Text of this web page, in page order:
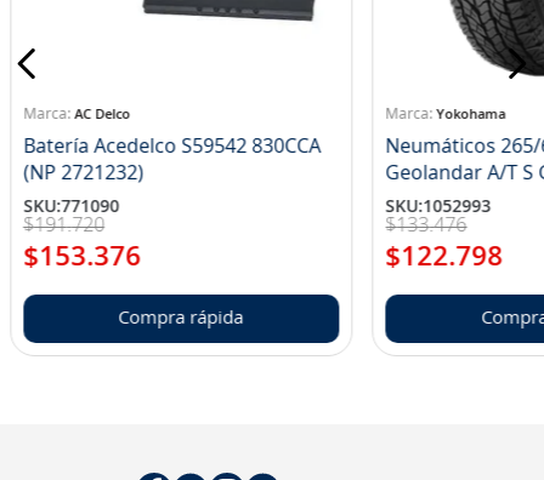
AC Delco
Batería Acedelco S59542 830CCA
(NP 2721232)
SKU:771090
$191.720
$153.376
Compra rápida
Yokohama
Neumáticos 265/
SKU:1052993
$133.476
$122.798